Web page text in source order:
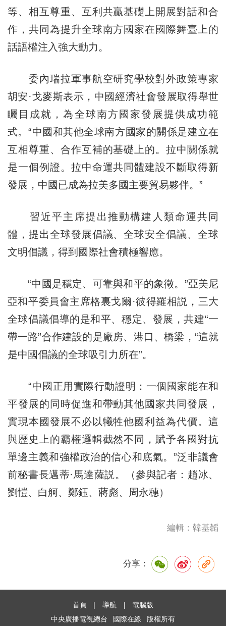
等、相互尊重、互利共贏基礎上開展對話和合
作，共同為提升全球南方國家在國際舞臺上的
話語權注入強大動力。
委內瑞拉軍事航空研究學校對外政策專家
胡安·戈麥斯表示，中國經濟社會發展取得舉世
矚目成就，為全球南方國家發展提供成功範
式。“中國和其他全球南方國家的關係是建立在
互相尊重、合作互補的基礎上的。拉中關係就
是一個例證。拉中命運共同體建設不斷取得新
發展，中國已成為拉美多國主要貿易夥伴。”
習近平主席提出推動構建人類命運共同
體，提出全球發展倡議、全球安全倡議、全球
文明倡議，得到國際社會積極響應。
“中國是穩定、可靠與和平的象徵。”亞美尼
亞和平委員會主席格裏戈爾·彼得羅相説，三大
全球倡議倡導的是和平、穩定、發展，共建“一
帶一路”合作建設的是廠房、港口、橋梁，“這就
是中國倡議的全球吸引力所在”。
“中國正用實際行動證明：一個國家能在和
平發展的同時促進和帶動其他國家共同發展，
實現本國發展不必以犧牲他國利益為代價。這
與歷史上的霸權邏輯截然不同，賦予各國對抗
單邊主義和強權政治的信心和底氣。”泛非議會
前秘書長邁蒂·馬達薩説。（參與記者：趙冰、
劉愷、白舸、鄭鈺、蔣彪、周永穗）
編輯：韓基韜
分享：
首頁 | 導航 |
電腦版
中央廣播電視總台
國際在線 版權所有